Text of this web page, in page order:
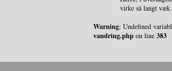
virke så langt væk. Hjælp mig til
Warning: Undefined
vandring.php on line 383